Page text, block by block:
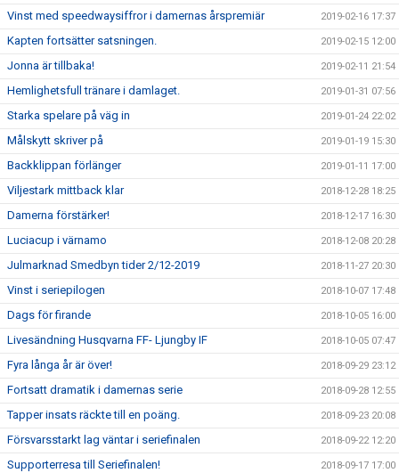
Vinst med speedwaysiffror i damernas årspremiär 2019-02-16 17:37
Kapten fortsätter satsningen. 2019-02-15 12:00
Jonna är tillbaka! 2019-02-11 21:54
Hemlighetsfull tränare i damlaget. 2019-01-31 07:56
Starka spelare på väg in 2019-01-24 22:02
Målskytt skriver på 2019-01-19 15:30
Backklippan förlänger 2019-01-11 17:00
Viljestark mittback klar 2018-12-28 18:25
Damerna förstärker! 2018-12-17 16:30
Luciacup i värnamo 2018-12-08 20:28
Julmarknad Smedbyn tider 2/12-2019 2018-11-27 20:30
Vinst i seriepilogen 2018-10-07 17:48
Dags för firande 2018-10-05 16:00
Livesändning Husqvarna FF- Ljungby IF 2018-10-05 07:47
Fyra långa år är över! 2018-09-29 23:12
Fortsatt dramatik i damernas serie 2018-09-28 12:55
Tapper insats räckte till en poäng. 2018-09-23 20:08
Försvarsstarkt lag väntar i seriefinalen 2018-09-22 12:20
Supporterresa till Seriefinalen! 2018-09-17 17:00